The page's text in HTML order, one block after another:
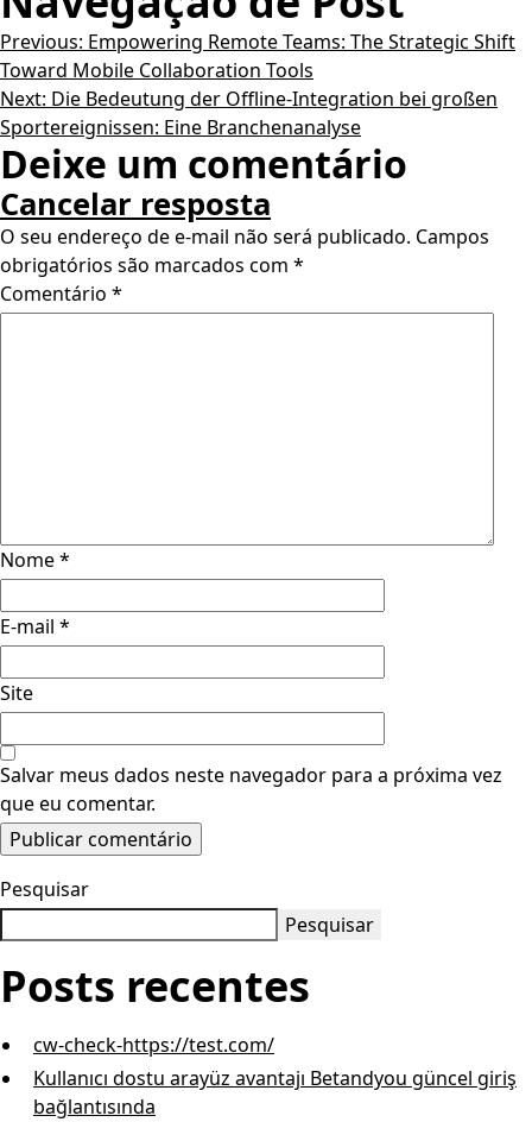
Previous: Empowering Remote Teams: The Strategic Shift
Toward Mobile Collaboration Tools
Next: Die Bedeutung der Offline-Integration bei großen
Sportereignissen: Eine Branchenanalyse
Deixe um comentário
Cancelar resposta
O seu endereço de e-mail não será publicado. Campos
obrigatórios são marcados com *
Comentário *
Nome*
E-mail *
Site
Salvar meus dados neste navegador para a próxima vez
que eu comentar.
Pesquisar
Pesquisar
Posts recentes
cw-check-https://test.com/
Kullanıcı dostu arayüz avantajı Betandyou güncel giriş
bağlantısında